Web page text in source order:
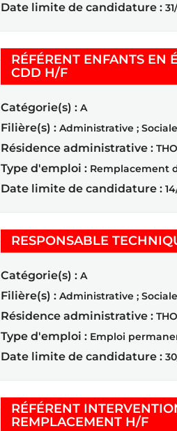
Date limite de candidature :
RÉFÉRENT ENFANTS EN
CDD H/F(Nouvelle fenêtre)
Catégorie(s) : A
Filière(s) : Administrative ; Sociale
Résidence administrative :
Type d'emploi : Remplacement
Date limite de candidature :
RESPONSABLE
Catégorie(s) : A
Filière(s) : Administrative ; Sociale
Résidence administrative :
Type d'emploi : Emploi
Date limite de candidature :
RÉFÉRENT
REMPLACEMENT H/F